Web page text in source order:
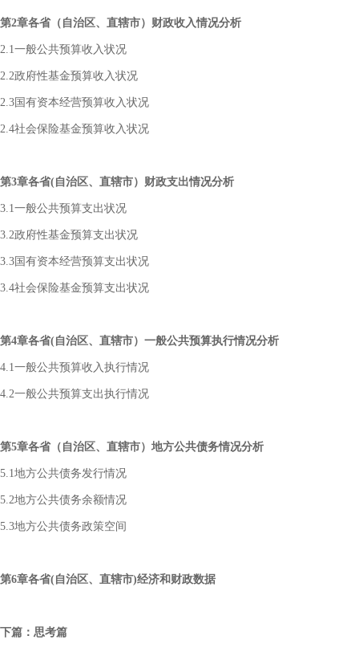
第2章各省（自治区、直辖市）财政收入情况分析
2.1一般公共预算收入状况
2.2政府性基金预算收入状况
2.3国有资本经营预算收入状况
2.4社会保险基金预算收入状况
第3章各省(自治区、直辖市）财政支出情况分析
3.1一般公共预算支出状况
3.2政府性基金预算支出状况
3.3国有资本经营预算支出状况
3.4社会保险基金预算支出状况
第4章各省(自治区、直辖市）一般公共预算执行情况分析
4.1一般公共预算收入执行情况
4.2一般公共预算支出执行情况
第5章各省（自治区、直辖市）地方公共债务情况分析
5.1地方公共债务发行情况
5.2地方公共债务余额情况
5.3地方公共债务政策空间
第6章各省(自治区、直辖市)经济和财政数据
下篇：思考篇